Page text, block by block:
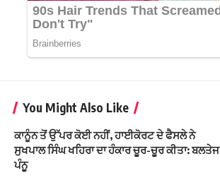
You Might Also Like
ਕਾਨੂੰਨ ਤੋਂ ਉੱਪਰ ਕੋਈ ਨਹੀਂ, ਹਾਈਕੋਰਟ ਦੇ ਫੈਸਲੇ ਨੇ
ਸੁਖਪਾਲ ਸਿੰਘ ਖਹਿਰਾ ਦਾ ਹੰਕਾਰ ਚੂਰ-ਚੂਰ ਕੀਤਾ: ਬਲਤੇਜ
ਪੰਨੂ